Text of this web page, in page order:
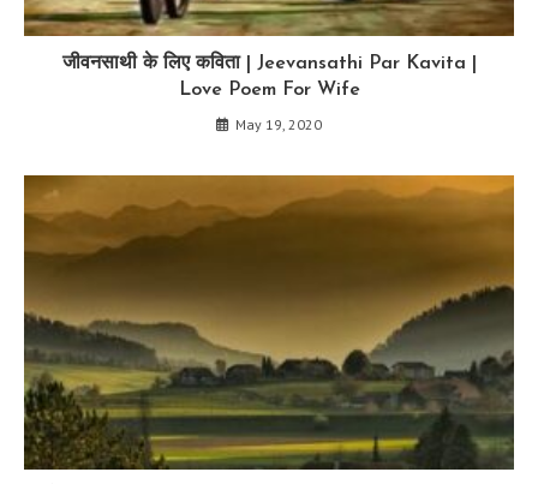
जीवनसाथी के लिए कविता | Jeevansathi Par Kavita |
Love Poem For Wife
May 19, 2020